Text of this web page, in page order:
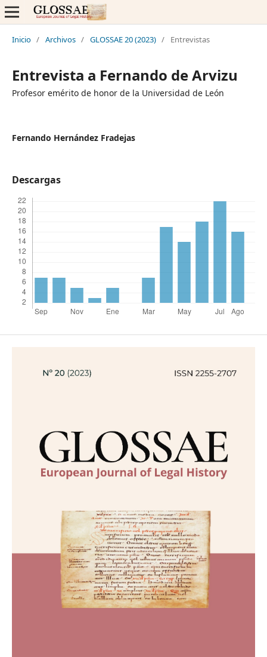
Inicio / Archivos / GLOSSAE 20 (2023) / Entrevistas
Entrevista a Fernando de Arvizu
Profesor emérito de honor de la Universidad de León
Fernando Hernández Fradejas
Descargas